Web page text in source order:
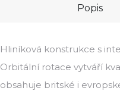
Popis
Hliníková konstrukce s
Orbitální rotace vytváří
obsahuje britské i